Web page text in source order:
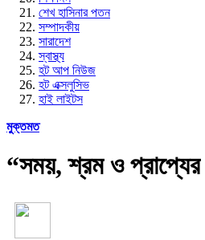
শেখ হাসিনার পতন
সম্পাদকীয়
সারাদেশ
স্বাস্থ্য
হট আপ নিউজ
হট এক্সলুসিভ
হাই লাইটস
মুক্তমত
“সময়, শ্রম ও প্রাপ্যের